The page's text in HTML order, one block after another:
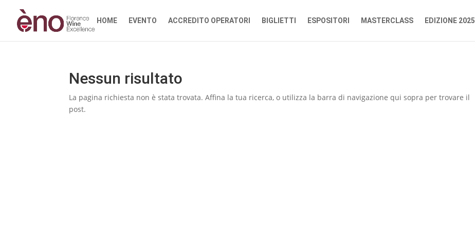
HOME EVENTO ACCREDITO OPERATORI BIGLIETTI ESPOSITORI MASTERCLASS EDIZIONE 2025
Nessun risultato
La pagina richiesta non è stata trovata. Affina la tua ricerca, o utilizza la barra di navigazione qui sopra per trovare il
post.